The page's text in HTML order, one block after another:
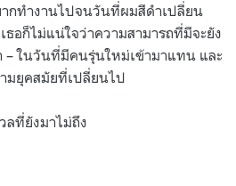
กทำงานไปจนวันที่ผมสีดำเปลี่ยน
อก็ไม่แน่ใจว่าความสามารถที่มีจะยัง
–ในวันที่มีคนรุ่นใหม่เข้ามาแทน และ
มยุคสมัยที่เปลี่ยนไป
ลที่ยังมาไม่ถึง